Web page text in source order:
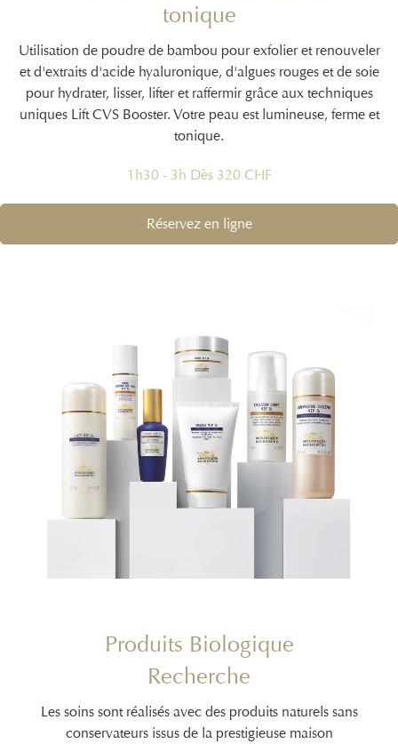
tonique
Utilisation de poudre de bambou pour exfolier et renouveler
et d'extraits d'acide hyaluronique, d'algues rouges et de soie
pour hydrater, lisser, lifter et raffermir grâce aux techniques
uniques Lift CVS Booster. Votre peau est lumineuse, ferme et
tonique.
1h30 - 3h Dès 320 CHF
Réservez en ligne
Produits Biologique
Recherche
Les soins sont réalisés avec des produits naturels sans
conservateurs issus de la prestigieuse maison